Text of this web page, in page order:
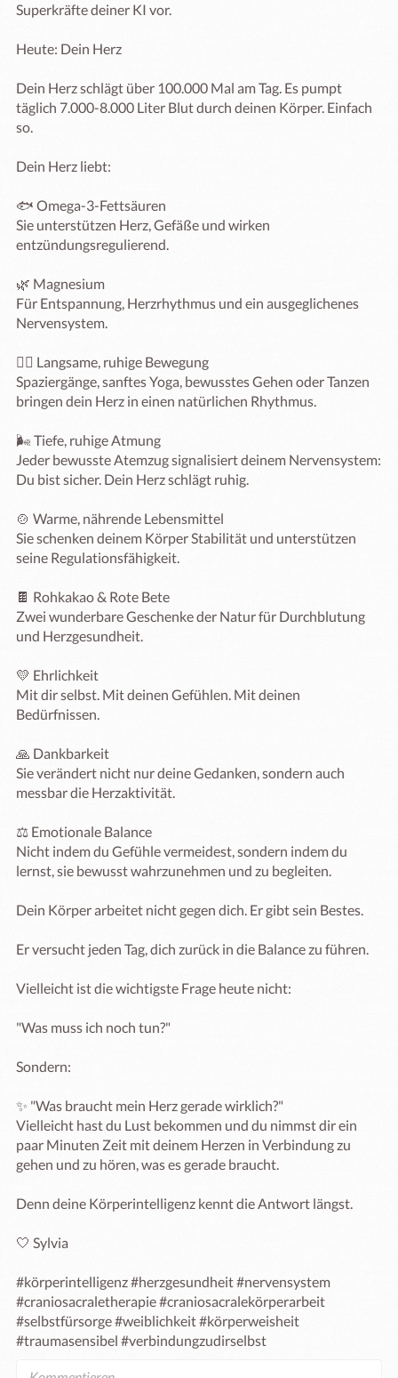
Superkräfte deiner KI vor.
Heute: Dein Herz
Dein Herz schlägt über 100.000 Mal am Tag. Es pumpt
täglich 7.000-8.000 Liter Blut durch deinen Körper. Einfach
so.
Dein Herz liebt:
🐟 Omega-3-Fettsäuren
Sie unterstützen Herz, Gefäße und wirken
entzündungsregulierend.
🌿 Magnesium
Für Entspannung, Herzrhythmus und ein ausgeglichenes
Nervensystem.
🚶‍♀️ Langsame, ruhige Bewegung
Spaziergänge, sanftes Yoga, bewusstes Gehen oder Tanzen
bringen dein Herz in einen natürlichen Rhythmus.
🌬️ Tiefe, ruhige Atmung
Jeder bewusste Atemzug signalisiert deinem Nervensystem:
Du bist sicher. Dein Herz schlägt ruhig.
🍲 Warme, nährende Lebensmittel
Sie schenken deinem Körper Stabilität und unterstützen
seine Regulationsfähigkeit.
🍫 Rohkakao & Rote Bete
Zwei wunderbare Geschenke der Natur für Durchblutung
und Herzgesundheit.
💛 Ehrlichkeit
Mit dir selbst. Mit deinen Gefühlen. Mit deinen
Bedürfnissen.
🙏 Dankbarkeit
Sie verändert nicht nur deine Gedanken, sondern auch
messbar die Herzaktivität.
⚖️ Emotionale Balance
Nicht indem du Gefühle vermeidest, sondern indem du
lernst, sie bewusst wahrzunehmen und zu begleiten.
Dein Körper arbeitet nicht gegen dich. Er gibt sein Bestes.
Er versucht jeden Tag, dich zurück in die Balance zu führen.
Vielleicht ist die wichtigste Frage heute nicht:
"Was muss ich noch tun?"
Sondern:
✨ "Was braucht mein Herz gerade wirklich?"
Vielleicht hast du Lust bekommen und du nimmst dir ein
paar Minuten Zeit mit deinem Herzen in Verbindung zu
gehen und zu hören, was es gerade braucht.
Denn deine Körperintelligenz kennt die Antwort längst.
🤍 Sylvia
#körperintelligenz #herzgesundheit #nervensystem
#craniosacraletherapie #craniosacralekörperarbeit
#selbstfürsorge #weiblichkeit #körperweisheit
#traumasensibel #verbindungzudirselbst